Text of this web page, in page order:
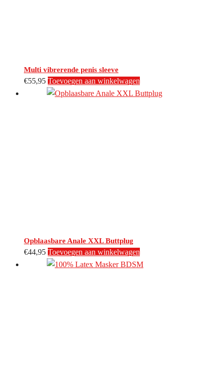
Multi vibrerende penis sleeve
€55,95 Toevoegen aan winkelwagen
Opblaasbare Anale XXL Buttplug
€44,95 Toevoegen aan winkelwagen